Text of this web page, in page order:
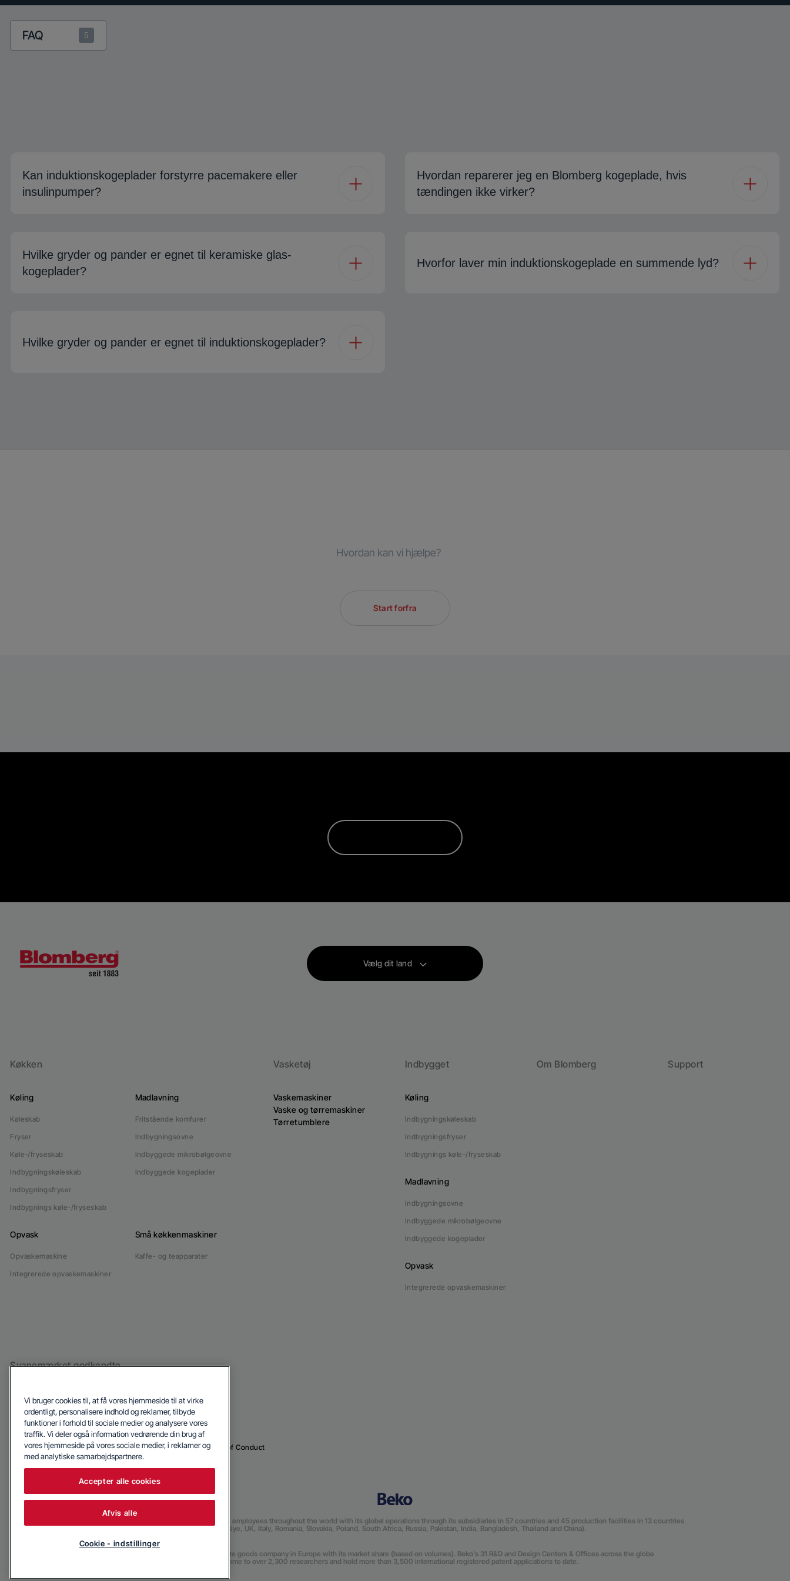
FAQ 5
Kan induktionskogeplader forstyrre pacemakere eller
insulinpumper?
Hvilke gryder og pander er egnet til keramiske glas-
kogeplader?
Hvilke gryder og pander er egnet til induktionskogeplader?
Hvordan reparerer jeg en Blomberg kogeplade, hvis
tændingen ikke virker?
Hvorfor laver min induktionskogeplade en summende lyd?
Hvordan kan vi hjælpe?
Start forfra
Vælg dit land
Køkken
Køling
Køleskab
Fryser
Køle-/fryseskab
Indbygningskøleskab
Indbygningsfryser
Indbygnings køle-/fryseskab
Madlavning
Fritstående komfurer
Indbygningsovne
Indbyggede mikrobølgeovne
Indbyggede kogeplader
Opvask
Opvaskemaskine
Integrerede opvaskemaskiner
Små køkkenmaskiner
Kaffe- og teapparater
Vasketøj
Vaskemaskiner
Vaske og tørremaskiner
Tørretumblere
Indbygget
Køling
Indbygningskøleskab
Indbygningsfryser
Indbygnings køle-/fryseskab
Madlavning
Indbygningsovne
Indbyggede mikrobølgeovne
Indbyggede kogeplader
Opvask
Integrerede opvaskemaskiner
Om Blomberg Support
Svanemærket godkendte
© 2026 Blomberg Privacy Policy Cookie Politik Code of Conduct
Our parent company, Beko has 55,000 employees throughout the world with its global operations through its subsidiaries in 57 countries and 45 production facilities in 13 countries
(i.e. Türkiye, UK, Italy, Romania, Slovakia, Poland, South Africa, Russia, Pakistan, India, Bangladesh, Thailand and China).
Beko became the largest white goods company in Europe with its market share (based on volumes). Beko’s 31 R&D and Design Centers & Offices across the globe
are home to over 2,300 researchers and hold more than 3,500 international registered patent applications to date.
Vi bruger cookies til, at få vores hjemmeside til at virke
ordentligt, personalisere indhold og reklamer, tilbyde
funktioner i forhold til sociale medier og analysere vores
traffik. Vi deler også information vedrørende din brug af
vores hjemmeside på vores sociale medier, i reklamer og
med analytiske samarbejdspartnere.
Accepter alle cookies
Afvis alle
Cookie - indstillinger